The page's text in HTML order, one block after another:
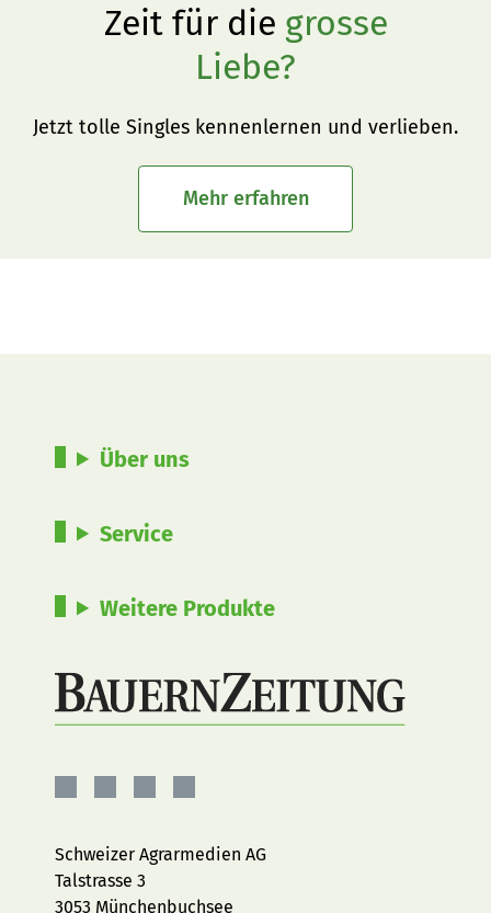
Zeit für die grosse
Liebe?
Jetzt tolle Singles kennenlernen und verlieben.
Mehr erfahren
Über uns
Service
Weitere Produkte
Facebook
Instagram
YouTubeLinkedIn
Schweizer Agrarmedien AG
Talstrasse 3
3053 Münchenbuchsee